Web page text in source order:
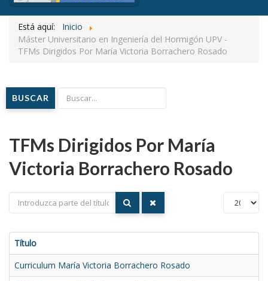
Está aquí:
Inicio
Máster Universitario en Ingeniería del Hormigón UPV -
TFMs Dirigidos Por María Victoria Borrachero Rosado
BUSCAR
TFMs Dirigidos Por María
Victoria Borrachero Rosado
Título
Curriculum María Victoria Borrachero Rosado